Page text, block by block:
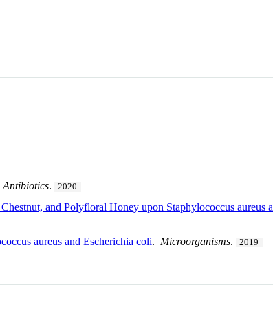
Antibiotics. 2020
and Polyfloral Honey upon Staphylococcus aureus
aureus and Escherichia coli. Microorganisms. 2019